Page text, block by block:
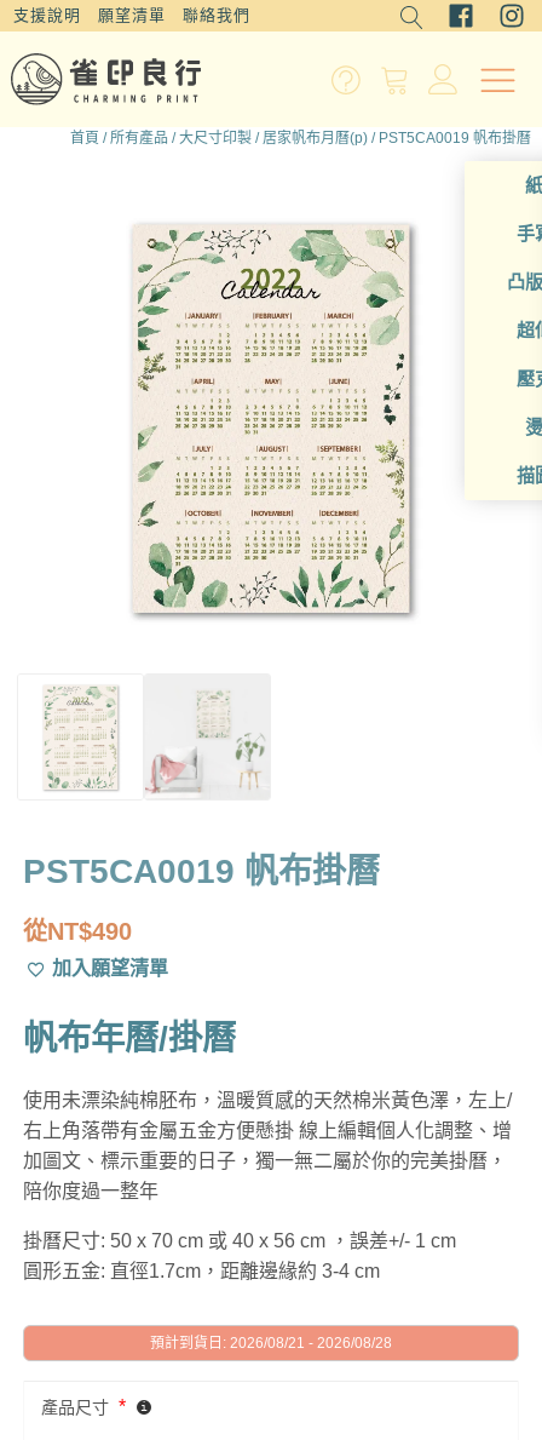
支援說明 願望清單 聯絡我們
手
凸
超
壓
描
首頁 /所有產品 /大尺寸印製 / 居家帆布月曆(p) / PST5CA0019 帆布掛曆
PST5CA0019 帆布掛曆
從NT$490
加入願望清單
帆布年曆/掛曆
使用未漂染純棉胚布，溫暖質感的天然棉米黃色澤，左上/
右上角落帶有金屬五金方便懸掛 線上編輯個人化調整、增
加圖文、標示重要的日子，獨一無二屬於你的完美掛曆，
陪你度過一整年
掛曆尺寸: 50 x 70 cm 或 40 x 56 cm ，誤差+/- 1 cm
圓形五金: 直徑1.7cm，距離邊緣約 3-4 cm
預計到貨日: 2026/08/21 - 2026/08/28
產品尺寸 *